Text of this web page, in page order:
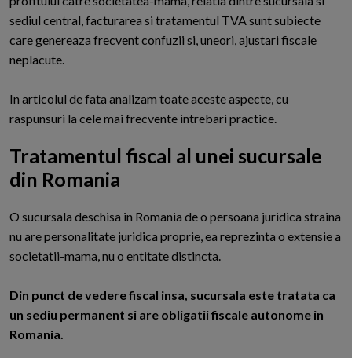
sediul central, facturarea si tratamentul TVA sunt subiecte
care genereaza frecvent confuzii si, uneori, ajustari fiscale
neplacute.
In articolul de fata analizam toate aceste aspecte, cu
raspunsuri la cele mai frecvente intrebari practice.
Tratamentul fiscal al unei sucursale
din Romania
O sucursala deschisa in Romania de o persoana juridica straina
nu are personalitate juridica proprie, ea reprezinta o extensie a
societatii-mama, nu o entitate distincta.
Din punct de vedere fiscal insa, sucursala este tratata ca
un sediu permanent si are obligatii fiscale autonome in
Romania.